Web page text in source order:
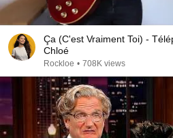
Ça (C'est Vraiment Toi) -
Chloé
Rockloe • 708K views